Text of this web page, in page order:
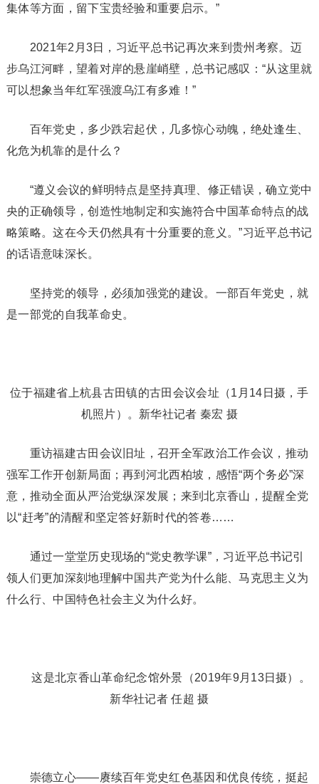
集体等方面，留下宝贵经验和重要启示。”
2021年2月3日，习近平总书记再次来到贵州考察。迈
步乌江河畔，望着对岸的悬崖峭壁，总书记感叹：“从这里就
可以想象当年红军强渡乌江有多难！”
百年党史，多少跌宕起伏，几多惊心动魄，绝处逢生、
化危为机靠的是什么？
“遵义会议的鲜明特点是坚持真理、修正错误，确立党中
央的正确领导，创造性地制定和实施符合中国革命特点的战
略策略。这在今天仍然具有十分重要的意义。”习近平总书记
的话语意味深长。
坚持党的领导，必须加强党的建设。一部百年党史，就
是一部党的自我革命史。
位于福建省上杭县古田镇的古田会议会址（1月14日摄，手
机照片）。新华社记者 秦宏 摄
重访福建古田会议旧址，召开全军政治工作会议，推动
强军工作开创新局面；再到河北西柏坡，感悟“两个务必”深
意，推动全面从严治党纵深发展；来到北京香山，提醒全党
以“赶考”的清醒和坚定答好新时代的答卷……
通过一堂堂历史现场的“党史教学课”，习近平总书记引
领人们更加深刻地理解中国共产党为什么能、马克思主义为
什么行、中国特色社会主义为什么好。
这是北京香山革命纪念馆外景（2019年9月13日摄）。
新华社记者 任超 摄
崇德立心——赓续百年党史红色基因和优良传统，挺起